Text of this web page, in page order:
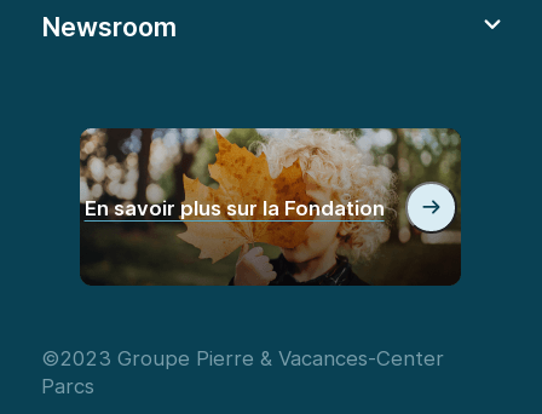
Newsroom
En savoir plus sur la Fondation
©2023 Groupe Pierre & Vacances-Center
Parcs